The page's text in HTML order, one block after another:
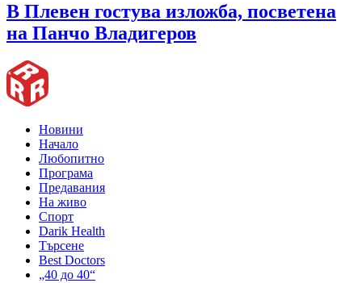
В Плевен гостува изложба, посветена
на Панчо Владигеров
Новини
Начало
Любопитно
Програма
Предавания
На живо
Спорт
Darik Health
Търсене
Best Doctors
„40 до 40“